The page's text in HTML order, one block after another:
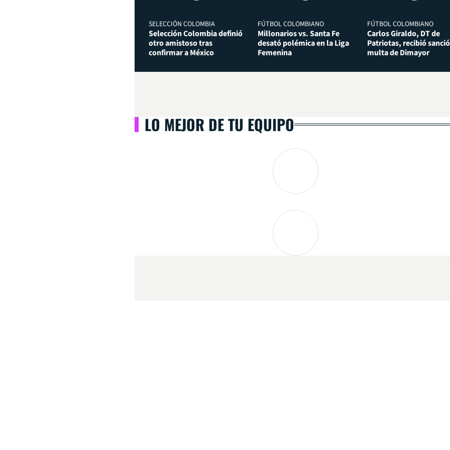
SELECCIÓN COLOMBIA
Selección Colombia definió
otro amistoso tras
confirmar a México
FÚTBOL COLOMBIANO
Millonarios vs. Santa Fe
desató polémica en la Liga
Femenina
FÚTBOL COLOMBIANO
Carlos Giraldo, DT de
Patriotas, recibió
multa de Dimayor
LO MEJOR DE TU EQUIPO